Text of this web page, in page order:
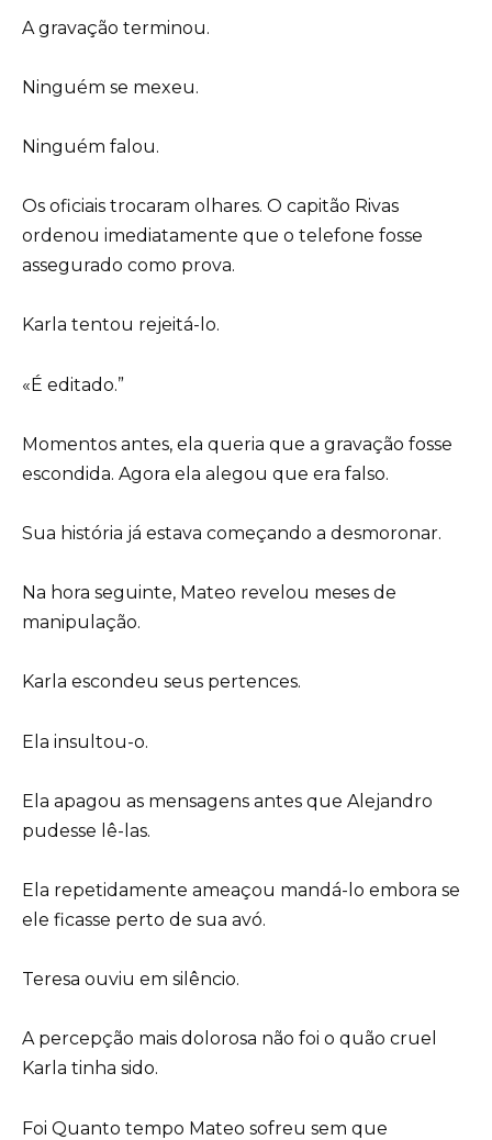
A gravação terminou.
Ninguém se mexeu.
Ninguém falou.
Os oficiais trocaram olhares. O capitão Rivas
ordenou imediatamente que o telefone fosse
assegurado como prova.
Karla tentou rejeitá-lo.
«É editado.”
Momentos antes, ela queria que a gravação fosse
escondida. Agora ela alegou que era falso.
Sua história já estava começando a desmoronar.
Na hora seguinte, Mateo revelou meses de
manipulação.
Karla escondeu seus pertences.
Ela insultou-o.
Ela apagou as mensagens antes que Alejandro
pudesse lê-las.
Ela repetidamente ameaçou mandá-lo embora se
ele ficasse perto de sua avó.
Teresa ouviu em silêncio.
A percepção mais dolorosa não foi o quão cruel
Karla tinha sido.
Foi Quanto tempo Mateo sofreu sem que